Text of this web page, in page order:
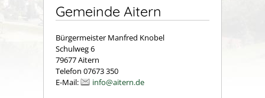
Gemeinde Aitern
Bürgermeister Manfred Knobel
Schulweg 6
79677 Aitern
Telefon 07673 350
E-Mail:
info@aitern.de